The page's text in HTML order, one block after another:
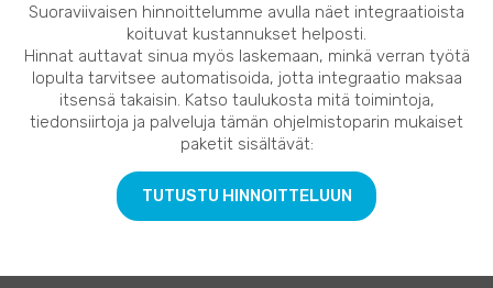
Suoraviivaisen hinnoittelumme avulla näet integraatioista
koituvat kustannukset helposti.
Hinnat auttavat sinua myös laskemaan, minkä verran työtä
lopulta tarvitsee automatisoida, jotta integraatio maksaa
itsensä takaisin. Katso taulukosta mitä toimintoja,
tiedonsiirtoja ja palveluja tämän ohjelmistoparin mukaiset
paketit sisältävät:
TUTUSTU HINNOITTELUUN